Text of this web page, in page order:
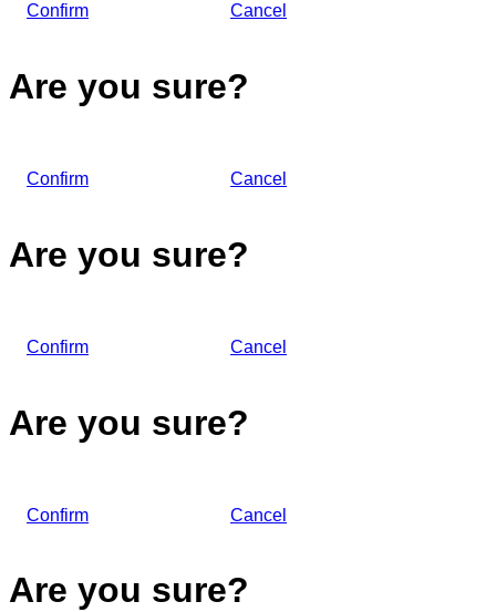
Confirm Cancel
Are you sure?
Confirm Cancel
Are you sure?
Confirm Cancel
Are you sure?
Confirm Cancel
Are you sure?